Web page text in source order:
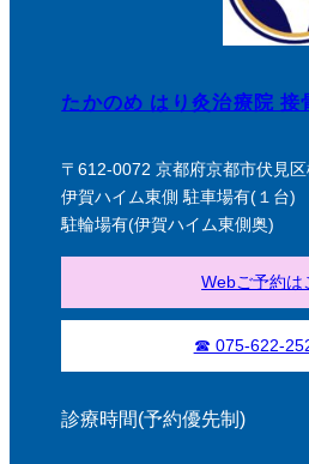
たかのめ はり灸治療院 接
〒612-0072 京都府京都市伏見
伊賀ハイム東側 駐車場有(１台)
駐輪場有(伊賀ハイム東側奥)
Webご予約は
☎ 075-622-
診療時間(予約優先制)